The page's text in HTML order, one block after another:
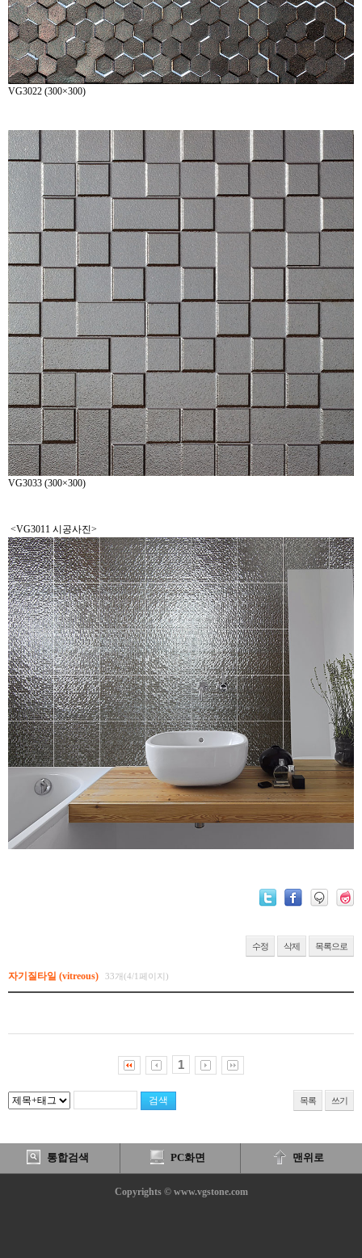
VG3022 (300×300)
VG3033 (300×300)
<VG3011 시공사진>
수정 삭제 목록으로
자기질타일 (vitreous) 33개(4/1페이지)
1
목록 쓰기
통합검색 PC화면 맨위로
Copyrights © www.vgstone.com